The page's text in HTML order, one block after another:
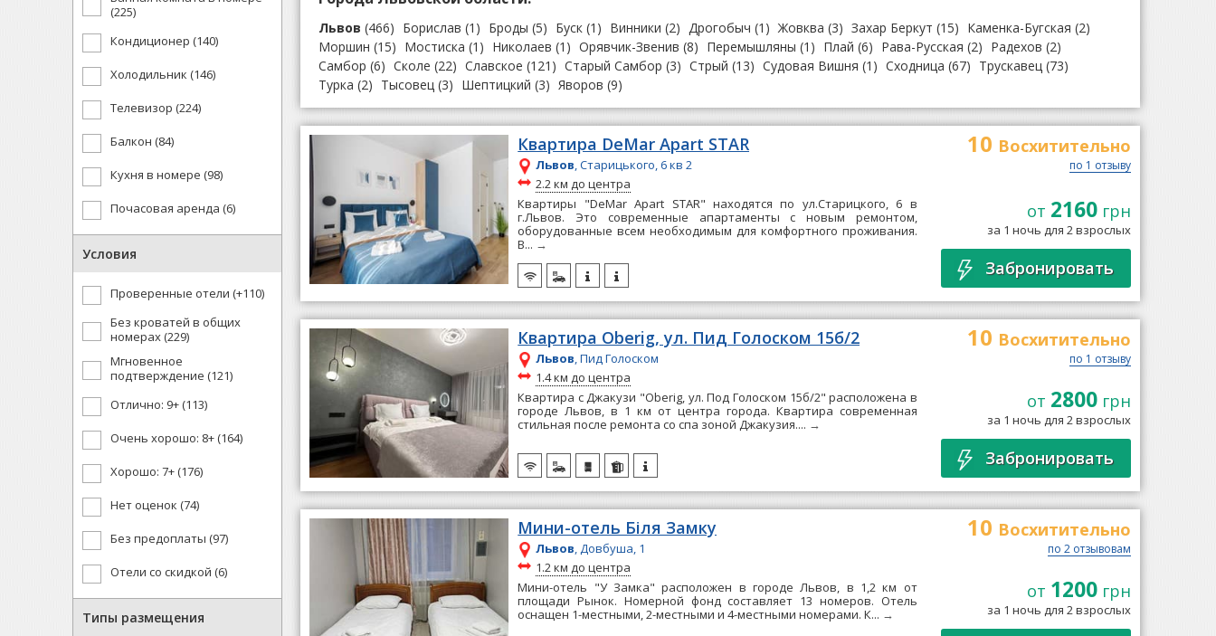
(225)
Кондиционер (140)
Холодильник (146)
Телевизор (224)
Балкон (84)
Кухня в номере (98)
Почасовая аренда (6)
Условия
Проверенные отели (+110)
Без кроватей в общих
номерах (229)
Мгновенное
подтверждение (121)
Отлично: 9+ (113)
Очень хорошо: 8+ (164)
Хорошо: 7+ (176)
Нет оценок (74)
Без предоплаты (97)
Отели со скидкой (6)
Типы размещения
Львов (466) Борислав (1) Броды (5) Буск(1) Винники (2) Дрогобыч (1) Жовква (3) Захар Беркут (15) Каменка-Бугская (2)
Моршин (15) Мостиска (1) Николаев (1) Орявчик-Звенив (8) Перемышляны (1) Плай (6) Рава-Русская (2) Радехов (2)
Самбор (6) Сколе (22) Славское (121) Старый Самбор (3) Стрый (13) Судовая Вишня (1) Сходница (67) Трускавец(73)
Турка (2) Тысовец(3) Шептицкий (3) Яворов (9)
Квартира DeMar Apart STAR
Львов, Старицького, 6 кв 2
~
2.2 км до центра
Квартиры "DeMar Apart STAR" находятся по ул.Старицкого, 6 в
г.Львов. Это современные апартаменты с новым ремонтом,
оборудованные всем необходимым для комфортного проживания.
В... →
10 Восхитительно
по 1 отзыву
от 2160грн
за 1 ночь для 2 взрослых
Забронировать
Квартира Oberig, ул. Пид Голоском 15б/2
Львов, Пид Голоском
~
1.4 км до центра
Квартира с Джакузи "Oberig, ул. Под Голоском 15б/2" расположена в
городе Львов, в 1 км от центра города. Квартира современная
стильная после ремонта со спа зоной Джакузия.... →
10 Восхитительно
по 1 отзыву
от 2800грн
за 1 ночь для 2 взрослых
Забронировать
Мини-отель Біля Замку
Львов, Довбуша, 1
~
1.2 км до центра
Мини-отель "У Замка" расположен в городе Львов, в 1,2 км от
площади Рынок. Номерной фонд составляет 13 номеров. Отель
оснащен 1-местными, 2-местными и 4-местными номерами. К... →
10 Восхитительно
по 2 отзывовам
от 1200грн
за 1 ночь для 2 взрослых